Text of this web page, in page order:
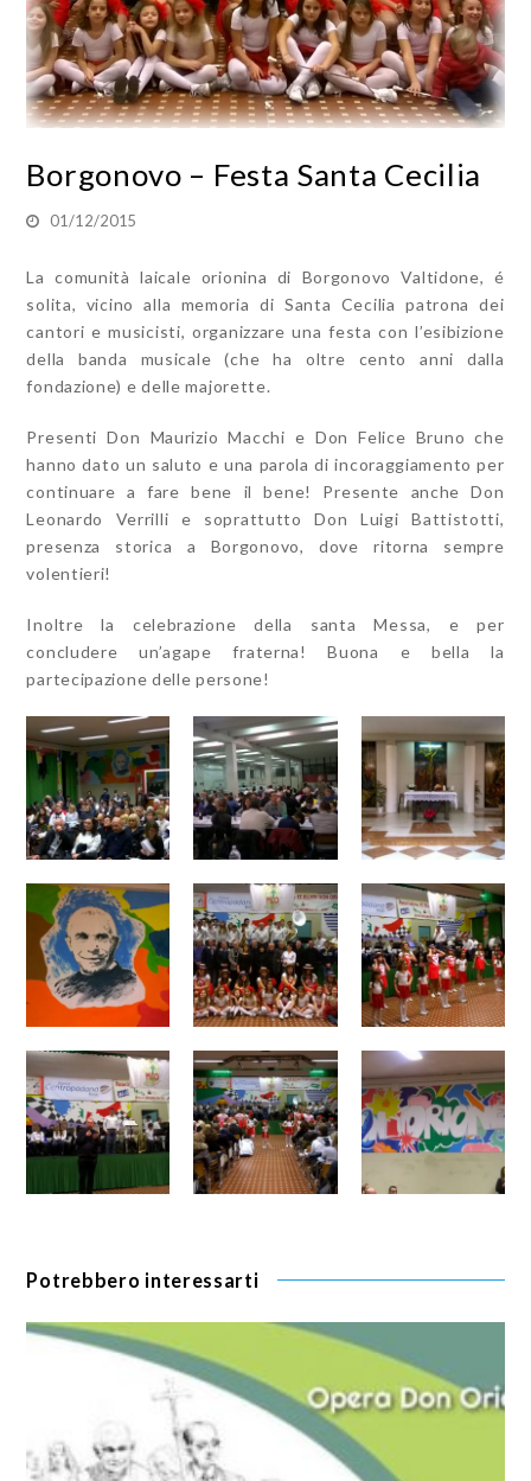
Borgonovo – Festa Santa Cecilia
01/12/2015
La comunità laicale orionina di Borgonovo Valtidone, é
solita, vicino alla memoria di Santa Cecilia patrona dei
cantori e musicisti, organizzare una festa con l’esibizione
della banda musicale (che ha oltre cento anni dalla
fondazione) e delle majorette.
Presenti Don Maurizio Macchi e Don Felice Bruno che
hanno dato un saluto e una parola di incoraggiamento per
continuare a fare bene il bene! Presente anche Don
Leonardo Verrilli e soprattutto Don Luigi Battistotti,
presenza storica a Borgonovo, dove ritorna sempre
volentieri!
Inoltre la celebrazione della santa Messa, e per
concludere un’agape fraterna! Buona e bella la
partecipazione delle persone!
Potrebbero interessarti